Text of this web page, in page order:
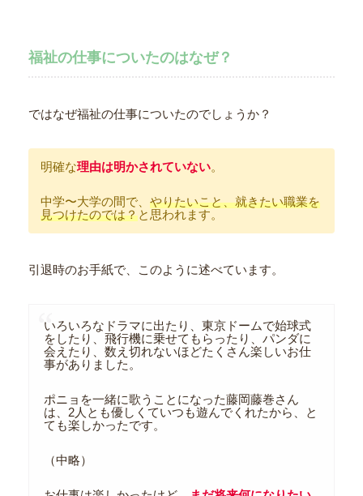
福祉の仕事についたのはなぜ？
ではなぜ福祉の仕事についたのでしょうか？
明確な理由は明かされていない。
中学〜大学の間で、 やりたいこと、就きたい職業を
見つけたのでは？と思われます。
引退時のお手紙で、このように述べています。
いろいろなドラマに出たり、東京ドームで始球式
をしたり、飛行機に乗せてもらったり、パンダに
会えたり、数え切れないほどたくさん楽しいお仕
事がありました。
ポニョを一緒に歌うことになった藤岡藤巻さん
は、2人とも優しくていつも遊んでくれたから、と
ても楽しかったです。
（中略）